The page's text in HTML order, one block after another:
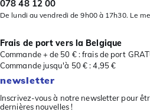
078 48 12 00
De lundi au vendredi de 9h00 à 17h30. Le
Frais de port vers la Belgique
Commande + de 50 € : frais de port
Commande jusqu'à 50 € : 4,95 €
newsletter
Inscrivez-vous à notre newsletter pour
dernières nouvelles !